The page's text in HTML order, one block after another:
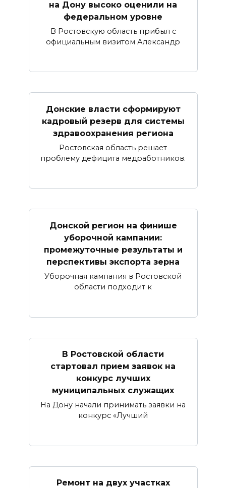
на Дону высоко оценили на
федеральном уровне
В Ростовскую область прибыл с
официальным визитом Александр
Донские власти сформируют
кадровый резерв для системы
здравоохранения региона
Ростовская область решает
проблему дефицита медработников.
Донской регион на финише
уборочной кампании:
промежуточные результаты и
перспективы экспорта зерна
Уборочная кампания в Ростовской
области подходит к
В Ростовской области
стартовал прием заявок на
конкурс лучших
муниципальных служащих
На Дону начали принимать заявки на
конкурс «Лучший
Ремонт на двух участках